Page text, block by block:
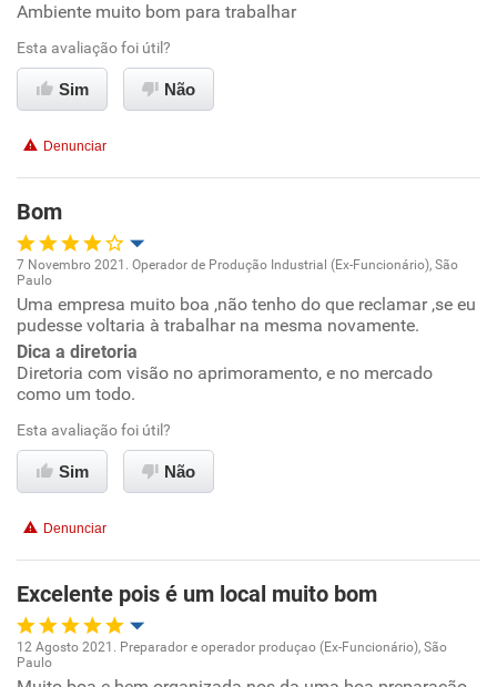
Oportunidade de promoção
Ambiente de trabalho
Benefícios
Recomenda esta empresa
Recomenda a diretoria
Ambiente muito bom para trabalhar
Esta avaliação foi útil?
Sim Não
Denunciar
Bom
Oportunidade de promoção
Ambiente de trabalho
Conciliação com a vida familiar
Benefícios
7 Novembro 2021. Operador de Produção Industrial (Ex-Funcionário), São
Paulo
Uma empresa muito boa ,não tenho do que reclamar ,se eu
pudesse voltaria à trabalhar na mesma novamente.
Dica a diretoria
Diretoria com visão no aprimoramento, e no mercado
como um todo.
Esta avaliação foi útil?
Sim Não
Denunciar
Excelente pois é um local muito bom
Oportunidade de promoção
12 Agosto 2021. Preparador e operador produçao (Ex-Funcionário), São
Paulo